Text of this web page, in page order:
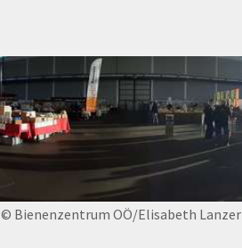
© Bienenzentrum OÖ/Elisabeth Lanzer